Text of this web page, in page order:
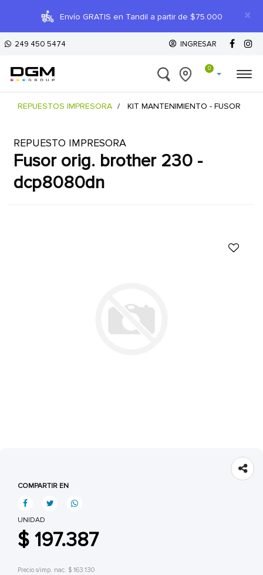
×
Envío GRATIS en Tandil a partir de $75.000
249 450 5474 INGRESAR
0
REPUESTOS IMPRESORA KIT MANTENIMIENTO - FUSOR
REPUESTO IMPRESORA
fusor orig. brother 230 -
dcp8080dn
COMPARTIR EN
UNIDAD
$ 197.387
Precio s/imp. nac. $ 163.130